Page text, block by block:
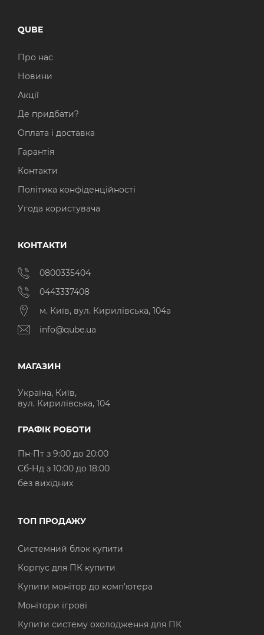
QUBE
Про нас
Новини
Акції
Де придбати?
Оплата і доставка
Гарантія
Контакти
Політика конфіденційності
Угода користувача
КОНТАКТИ
0800335404
0443337408
м. Київ, вул. Кирилівська, 104а
info@qube.ua
МАГАЗИН
Україна, Київ,
вул. Кирилівська, 104
ГРАФІК РОБОТИ
Пн-Пт з 9:00 до 20:00
Cб-Нд з 10:00 до 18:00
без вихідних
ТОП ПРОДАЖУ
Системний блок купити
Корпус для ПК купити
Купити монітор до комп'ютера
Монітори ігрові
Купити систему охолодження для ПК